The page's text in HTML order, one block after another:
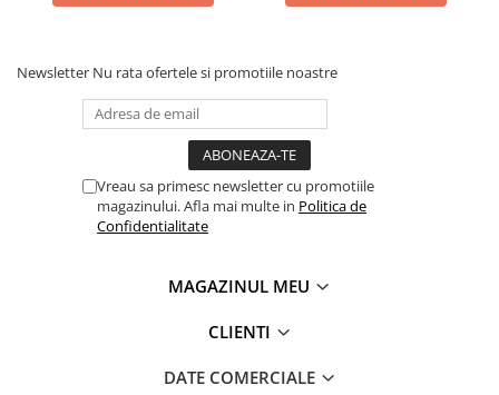
Newsletter Nu rata ofertele si promotiile noastre
Vreau sa primesc newsletter cu promotiile
magazinului. Afla mai multe in Politica de
Confidentialitate
MAGAZINUL MEU
CLIENTI
DATE COMERCIALE